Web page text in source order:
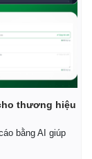
thương hiệu
bằng AI giúp